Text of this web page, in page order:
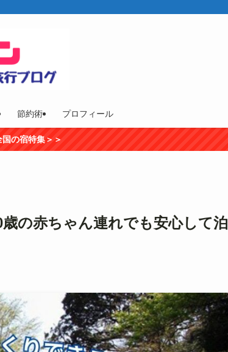
節約術 プロフィール
の宿特集＞＞
の赤ちゃん連れでも安心して泊